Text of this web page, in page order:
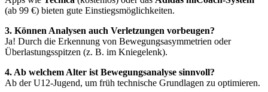
(ab 99 €) bieten gute Einstiegsmöglichkeiten.
3. Können Analysen auch Verletzungen vorbeugen?
Ja! Durch die Erkennung von Bewegungsasymmetrien oder
Überlastungsspitzen (z. B. im Kniegelenk).
4. Ab welchem Alter ist Bewegungsanalyse sinnvoll?
Ab der U12-Jugend, um früh technische Grundlagen zu optimieren.